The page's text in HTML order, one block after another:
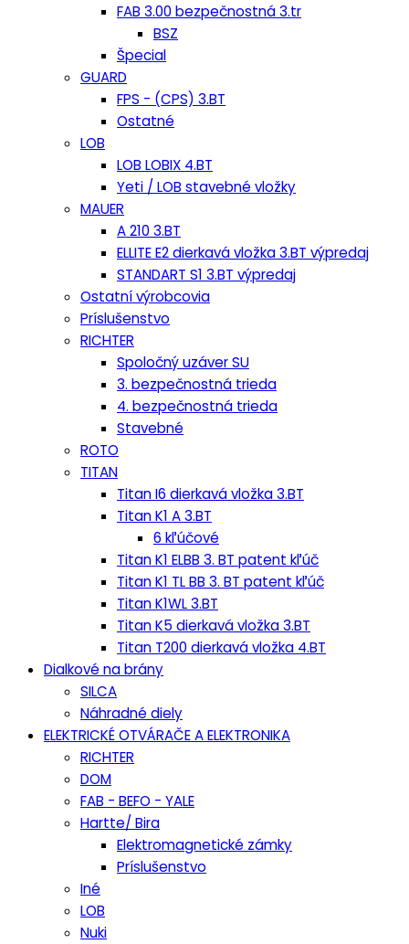
FAB 3.00 bezpečnostná 3.tr
BSZ
Špecial
GUARD
FPS - (CPS) 3.BT
Ostatné
LOB
LOB LOBIX 4.BT
Yeti / LOB stavebné vložky
MAUER
A 210 3.BT
ELLITE E2 dierkavá vložka 3.BT výpredaj
STANDART S1 3.BT výpredaj
Ostatní výrobcovia
Príslušenstvo
RICHTER
Spoločný uzáver SU
3. bezpečnostná trieda
4. bezpečnostná trieda
Stavebné
ROTO
TITAN
Titan I6 dierkavá vložka 3.BT
Titan K1 A 3.BT
6 kľúčové
Titan K1 ELBB 3. BT patent kľúč
Titan K1 TL BB 3. BT patent kľúč
Titan K1WL 3.BT
Titan K5 dierkavá vložka 3.BT
Titan T200 dierkavá vložka 4.BT
Dialkové na brány
SILCA
Náhradné diely
ELEKTRICKÉ OTVÁRAČE A ELEKTRONIKA
RICHTER
DOM
FAB - BEFO - YALE
Hartte/ Bira
Elektromagnetické zámky
Príslušenstvo
Iné
LOB
Nuki